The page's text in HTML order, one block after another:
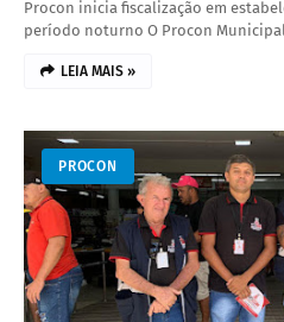
Procon inicia fiscalização em
período noturno O Procon
LEIA MAIS »
PROCON